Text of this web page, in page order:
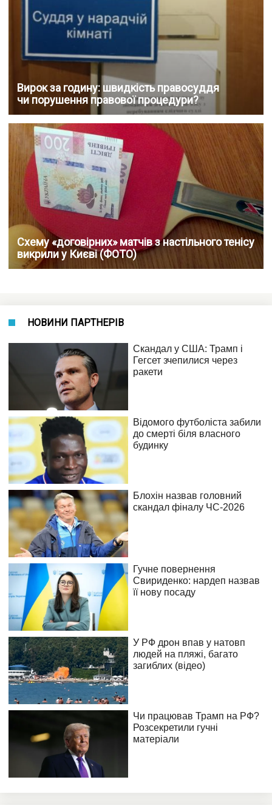
Вирок за годину: швидкість правосуддя
чи порушення правової процедури?
Схему «договірних» матчів з настільного тенісу
викрили у Києві (ФОТО)
НОВИНИ ПАРТНЕРІВ